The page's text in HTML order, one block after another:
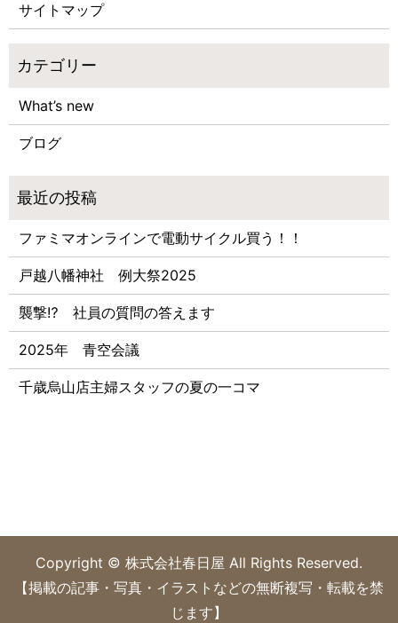
サイトマップ
What’s new
ブログ
ファミマオンラインで電動サイクル買う！！
戸越八幡神社 例大祭2025
襲撃⁉ 社員の質問の答えます
2025年 青空会議
千歳烏山店主婦スタッフの夏の一コマ
Copyright © 株式会社春日屋 All Rights Reserved.
【掲載の記事・写真・イラストなどの無断複写・転載を禁
じます】